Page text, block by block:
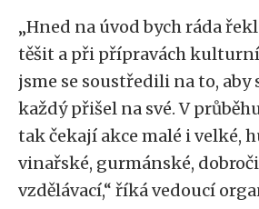
„Hned na úvod bych ráda
těšit a při přípravách
jsme se soustředili na to, aby
každý přišel na své. V
tak čekají akce malé i velké,
vinařské, gurmánské,
vzdělávací,“ říká vedoucí